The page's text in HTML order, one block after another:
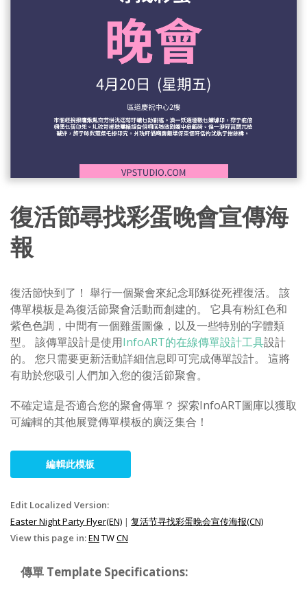
復活節尋找彩蛋晚會宣傳海
報
復活節快到了！ 舉行一個聚會來紀念耶穌從死裡復活。 該
傳單模板是為復活節聚會活動而創建的。 它具有粉紅色和
紫色色調，中間有一個雞蛋圖像，以及一些特別的字體類
型。 該傳單設計是使用InfoART的在線傳單設計工具設計
的。 您只需要更新活動詳細信息即可完成傳單設計。 這將
有助於您吸引人們加入您的復活節聚會。
不確定這是否適合您的聚會傳單？ 探索InfoART圖庫以獲取
可編輯的其他展覽傳單模板的廣泛集合！
編輯此模板
Edit Localized Version:
Easter Night Party Flyer(EN) | 复活节寻找彩蛋晚会宣传海报(CN)
View this page in:EN TWCN
傳單 Template Specifications: